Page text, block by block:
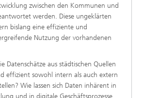
zwischen den Kommunen und
werden. Diese ungeklärten
bislang eine effiziente und
Nutzung der vorhandenen
Datenschätze aus städtischen Quellen
effizient sowohl intern als auch extern
Wie lassen sich Daten inhärent in